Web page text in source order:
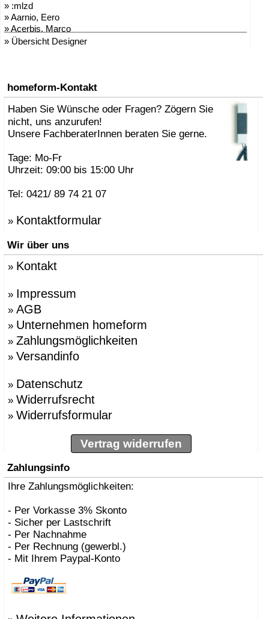
» :mlzd
»Aarnio, Eero
»Acerbis, Marco
» Adam + Harborth
»AK47 Team
»Alberto Brogliato
»Alberto Fabbian
»Alex Sachetti
» Alexander Schenk
»amei
» Andrea Crosetta
»Andreas Ulbricht
»Anna-Maria Nilsson
»Antonio Norero
»Apartment 8
»Arne Jacobsen
»Atmosphere Globus
»Azumi, Shin & Tomoko
Babled, Emmanuel
»Bao-Nghi Droste
»Barnaby Gunning
Bastian Prieler
Batisse, Laurent
»BBMDS
»Berti, Enzo
Besau Marguerre , St
»Biokamine, Safretti
»Biscaro, Giorgio
BOLLES+WILSON
»Bonetto, Rodolfo
»Bonucelli, Dante
»Borer, Carlo
» Bozzoli, Lorenza
Brogliato, Alberto
Bruno Houssin
Bruno Rainaldi
Büscher, Sebastian D
Carlo Borer
Carlo Costantini
» Übersicht Designer
homeform-Kontakt
Haben Sie Wünsche oder Fragen? Zögern Sie
nicht, uns anzurufen!
Unsere FachberaterInnen beraten Sie gerne.
Tage: Mo-Fr
Uhrzeit: 09:00 bis 15:00 Uhr
Tel: 0421/ 89 74 21 07
» Kontaktformular
Wir über uns
» Kontakt
» Impressum
» AGB
» Unternehmen homeform
» Zahlungsmöglichkeiten
» Versandinfo
» Datenschutz
» Widerrufsrecht
» Widerrufsformular
Vertrag widerrufen
Zahlungsinfo
Ihre Zahlungsmöglichkeiten:
- Per Vorkasse 3% Skonto
- Sicher per Lastschrift
- Per Nachnahme
- Per Rechnung (gewerbl.)
- Mit Ihrem Paypal-Konto